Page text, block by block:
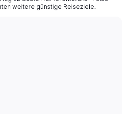
weitere günstige Reiseziele.